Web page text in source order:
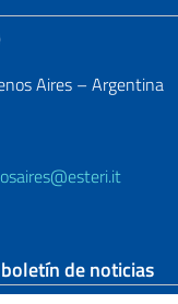
Aires – Argentina
de noticias